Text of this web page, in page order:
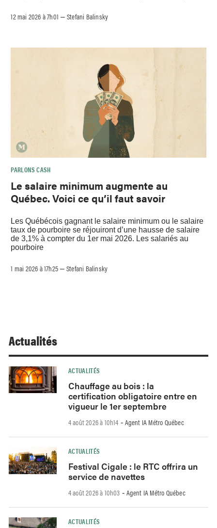
12 mai 2026 à 7h01 –Stefani Balinsky
PARLONS CASH
Le salaire minimum augmente au
Québec. Voici ce qu’il faut savoir
Les Québécois gagnant le salaire minimum ou le salaire
taux de pourboire se réjouiront d’une hausse de salaire
de 3,1% à compter du 1er mai 2026. Les salariés au
pourboire
1 mai 2026 à 17h25 –Stefani Balinsky
Actualités
ACTUALITÉS
Chauffage au bois : la
certification obligatoire entre en
vigueur le 1er septembre
4 août 2026 à 10h14 - Agent IA Métro Québec
ACTUALITÉS
Festival Cigale : le RTC offrira un
service de navettes
4 août 2026 à 10h03 - Agent IA Métro Québec
ACTUALITÉS